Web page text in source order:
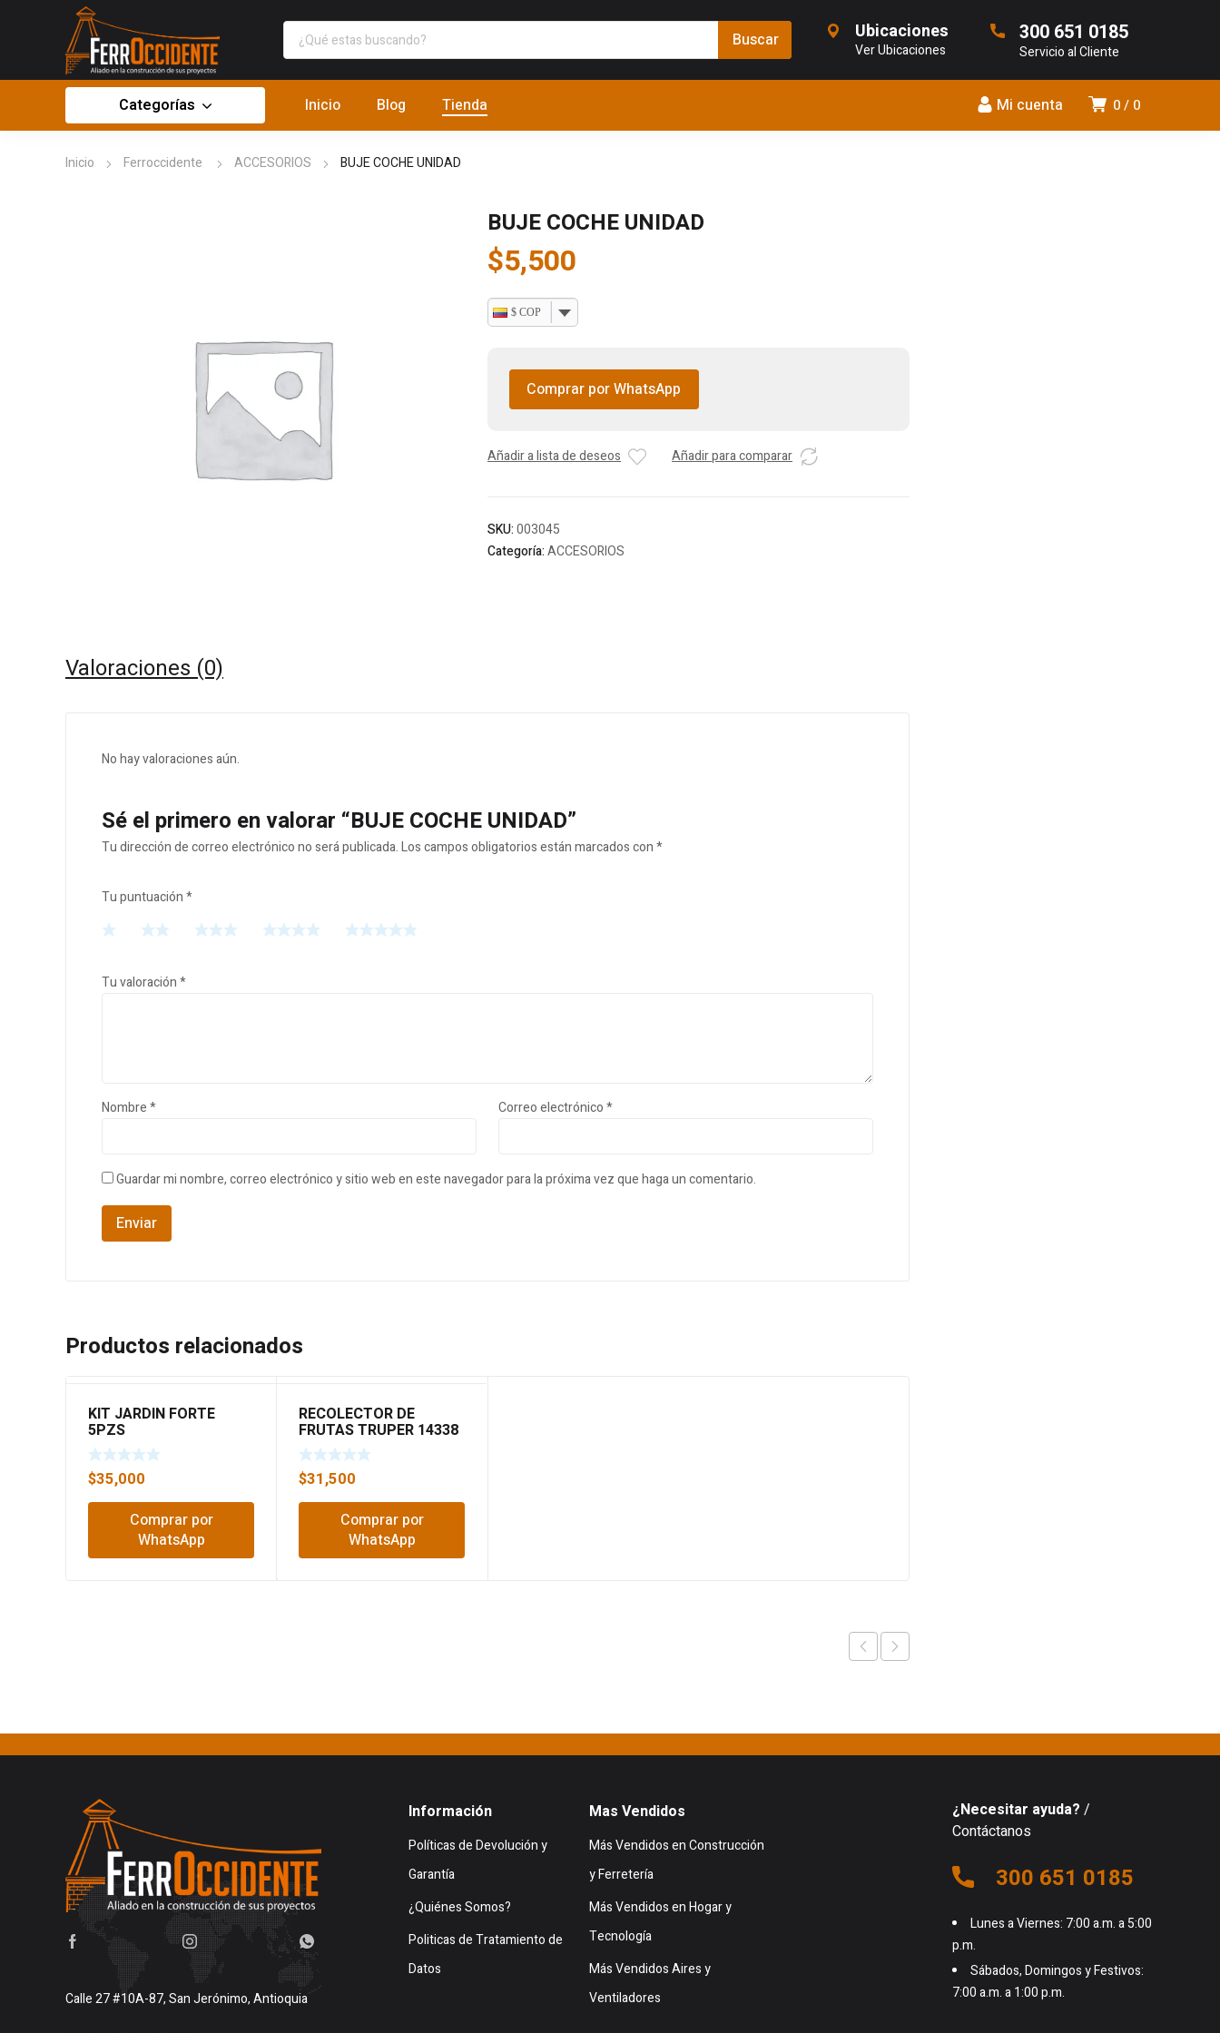
Ubicaciones
Ver Ubicaciones
300 651 0185
Servicio al Cliente
0 0
Mi cuenta
Categorías Inicio Blog Tienda
Inicio Ferroccidente ACCESORIOS BUJE COCHE UNIDAD
BUJE COCHE UNIDAD
$5,500
$ COP
Comprar por WhatsApp
Añadir a lista de deseos Añadir para comparar
SKU:003045
Categoría:ACCESORIOS
Valoraciones (0)
No hay valoraciones aún.
Sé el primero en valorar “BUJE COCHE UNIDAD”
Tu dirección de correo electrónico no será publicada.Los campos obligatorios están marcados con*
Tu puntuación*
Tu valoración*
Nombre* Correo electrónico*
Guardar mi nombre, correo electrónico y sitio web en este navegador para la próxima vez que haga un comentario.
Productos relacionados
KIT JARDIN FORTE
5PZS
$35,000
Comprar por
WhatsApp
RECOLECTOR DE
FRUTAS TRUPER 14338
$31,500
Comprar por
WhatsApp
Calle 27 #10A-87, San Jerónimo, Antioquia
Información
Políticas de Devolución y
Garantía
¿Quiénes Somos?
Politicas de Tratamiento de
Datos
Mas Vendidos
Más Vendidos en Construcción
y Ferretería
Más Vendidos en Hogar y
Tecnología
Más Vendidos Aires y
Ventiladores
¿Necesitar ayuda? /
Contáctanos
300 651 0185
Lunes a Viernes: 7:00 a.m. a 5:00
p.m.
Sábados, Domingos y Festivos:
7:00 a.m. a 1:00 p.m.